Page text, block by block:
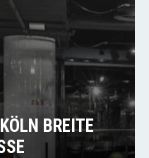
BREITE